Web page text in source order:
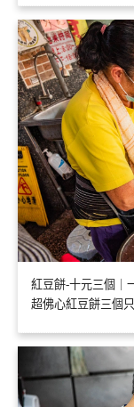
紅豆餅-十元三個｜
超佛心紅豆餅三個